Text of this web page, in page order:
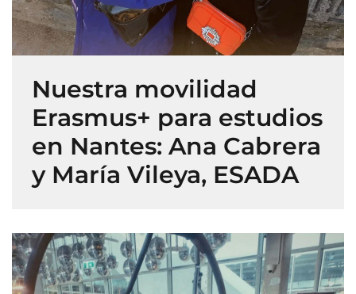
Nuestra movilidad
Erasmus+ para estudios
en Nantes: Ana Cabrera
y María Vileya, ESADA